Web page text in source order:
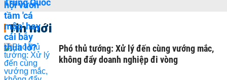
Tin mới
Phó thủ tướng: Xử lý đến cùng vướng mắc,
không đẩy doanh nghiệp đi vòng